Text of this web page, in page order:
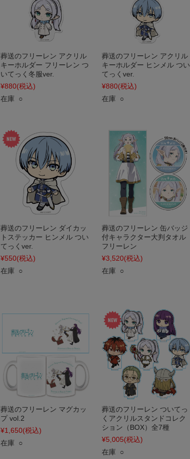
葬送のフリーレン アクリル
キーホルダー フリーレン つ
いてっく冬服ver.
¥880(税込)
在庫 ○
葬送のフリーレン アクリル
キーホルダー ヒンメル つい
てっくver.
¥880(税込)
在庫 ○
葬送のフリーレン ダイカッ
トステッカー ヒンメル つい
てっくver.
¥550(税込)
在庫 ○
葬送のフリーレン 缶バッジ
付キャラクター大判タオル
フリーレン
¥3,520(税込)
在庫 ○
葬送のフリーレン マグカッ
プ vol.2
¥1,650(税込)
在庫 ○
葬送のフリーレン ついてっ
くアクリルスタンドコレク
ション（BOX）全7種
¥5,005(税込)
在庫 ○